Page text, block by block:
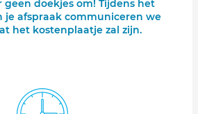
doekjes om! Tijdens het
je afspraak communiceren we
het kostenplaatje zal zijn.